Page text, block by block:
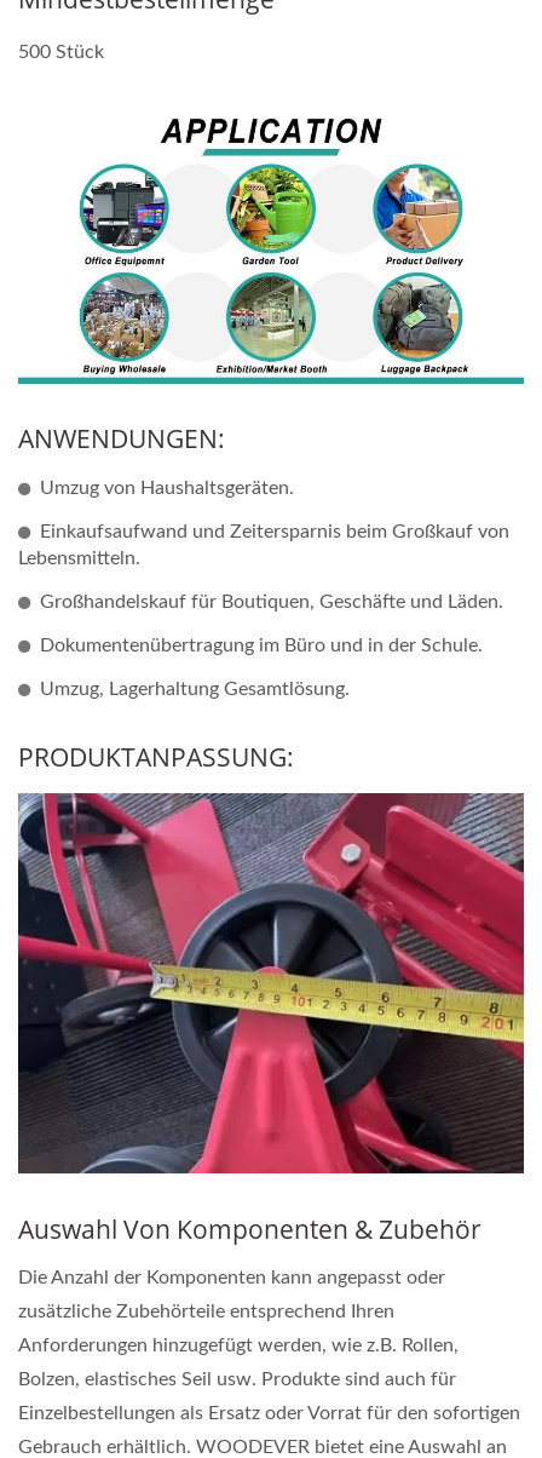
500 Stück
ANWENDUNGEN:
Umzug von Haushaltsgeräten.
Einkaufsaufwand und Zeitersparnis beim Großkauf von
Lebensmitteln.
Großhandelskauf für Boutiquen, Geschäfte und Läden.
Dokumentenübertragung im Büro und in der Schule.
Umzug, Lagerhaltung Gesamtlösung.
PRODUKTANPASSUNG:
Auswahl Von Komponenten & Zubehör
Die Anzahl der Komponenten kann angepasst oder
zusätzliche Zubehörteile entsprechend Ihren
Anforderungen hinzugefügt werden, wie z.B. Rollen,
Bolzen, elastisches Seil usw. Produkte sind auch für
Einzelbestellungen als Ersatz oder Vorrat für den sofortigen
Gebrauch erhältlich. WOODEVER bietet eine Auswahl an